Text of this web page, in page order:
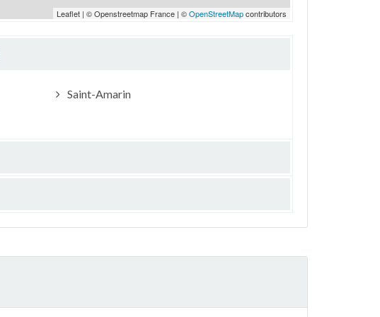
Leaflet | © Openstreetmap France | ©OpenStreetMapcontributors
Saint-Amarin